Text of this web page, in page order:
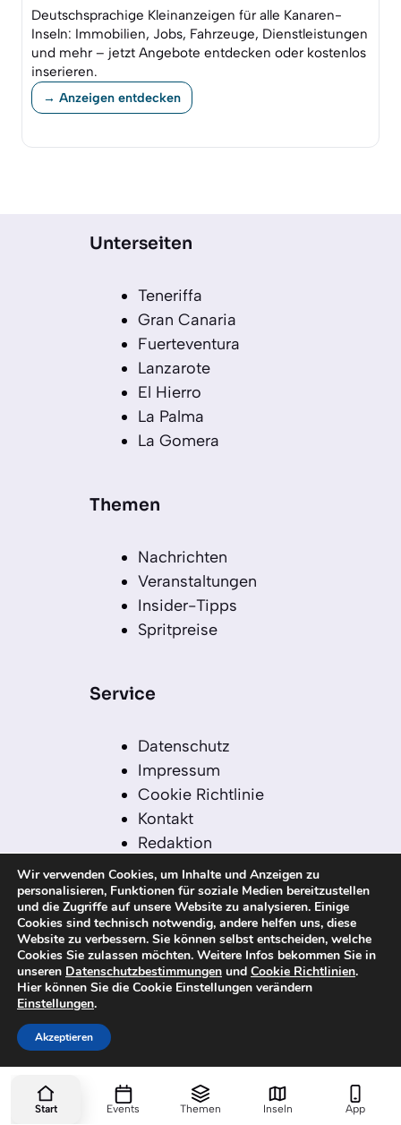
Deutschsprachige Kleinanzeigen für alle Kanaren-
Inseln: Immobilien, Jobs, Fahrzeuge, Dienstleistungen
und mehr – jetzt Angebote entdecken oder kostenlos
inserieren.
→ Anzeigen entdecken
Unterseiten
Teneriffa
Gran Canaria
Fuerteventura
Lanzarote
El Hierro
La Palma
La Gomera
Themen
Nachrichten
Veranstaltungen
Insider-Tipps
Spritpreise
Service
Datenschutz
Impressum
Cookie Richtlinie
Kontakt
Redaktion
Redaktionelle Leitlinien
Sitemap
Einsatz von KI in der
Redaktion
© 2026 kanaren-nachrichten.com – Alle
Rechte vorbehalten
Wir verwenden Cookies, um Inhalte und Anzeigen zu
personalisieren, Funktionen für soziale Medien bereitzustellen
und die Zugriffe auf unsere Website zu analysieren. Einige
Cookies sind technisch notwendig, andere helfen uns, diese
Website zu verbessern. Sie können selbst entscheiden, welche
Cookies Sie zulassen möchten. Weitere Infos bekommen Sie in
unseren Datenschutzbestimmungen und Cookie Richtlinien.
Hier können Sie die Cookie Einstellungen verändern
Einstellungen.
Akzeptieren
Start Events Themen Inseln App